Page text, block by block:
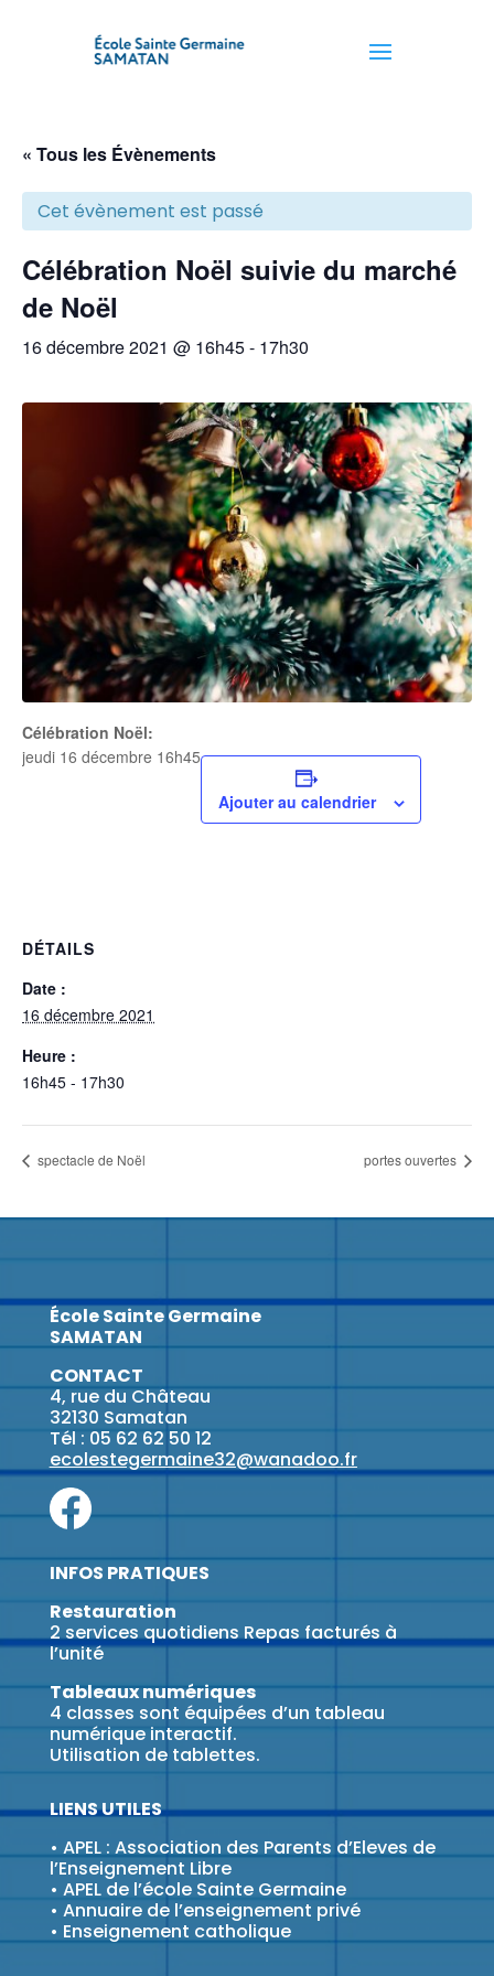
« Tous les Évènements
Cet évènement est passé
Célébration Noël suivie du marché
de Noël
16 décembre 2021 @ 16h45- 17h30
Célébration Noël:
jeudi 16 décembre 16h45
Ajouter au calendrier
DÉTAILS
Date :
16 décembre 2021
Heure :
16h45 - 17h30
spectacle de Noël portes ouvertes
École Sainte Germaine
SAMATAN
CONTACT
4, rue du Château
32130 Samatan
Tél : 05 62 62 50 12
ecolestegermaine32@wanadoo.fr
INFOS PRATIQUES
Restauration
2 services quotidiens Repas facturés à
l’unité
Tableaux numériques
4 classes sont équipées d’un tableau
numérique interactif.
Utilisation de tablettes.
LIENS UTILES
• APEL : Association des Parents d’Eleves de
l’Enseignement Libre
• APEL de l’école Sainte Germaine
• Annuaire de l’enseignement privé
• Enseignement catholique